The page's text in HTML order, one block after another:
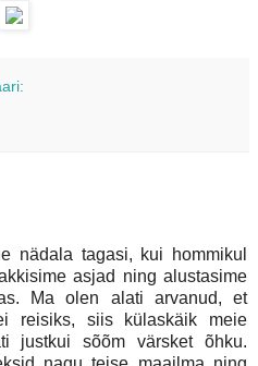
nädala tagasi, kui hommikul
asjad ning alustasime
Ma olen alati arvanud, et
reisiks, siis külaskäik meie
justkui sõõm värsket õhku.